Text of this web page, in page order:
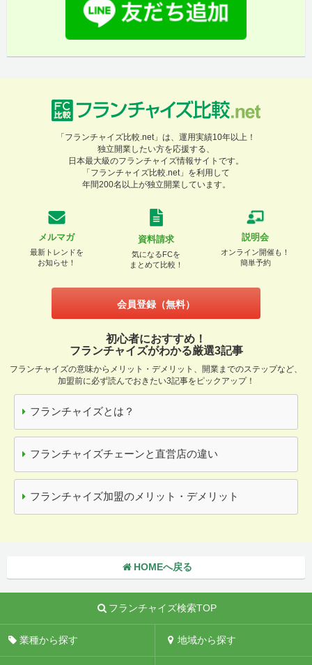
「フランチャイズ比較.net」は、運用実績10年以上！
独立開業したい方を応援する、
日本最大級のフランチャイズ情報サイトです。
「フランチャイズ比較.net」を利用して
年間200名以上が独立開業しています。
メルマガ
最新トレンドを
お知らせ！
資料請求
気になるFCを
まとめて比較！
説明会
オンライン開催も！
簡単予約
会員登録（無料）
初心者におすすめ！
フランチャイズがわかる厳選3記事
フランチャイズの意味からメリット・デメリット、開業までのステップなど、
加盟前に必ず読んでおきたい3記事をピックアップ！
フランチャイズとは？
フランチャイズチェーンと直営店の違い
フランチャイズ加盟のメリット・デメリット
HOMEへ戻る
フランチャイズ検索TOP
業種から探す 地域から探す